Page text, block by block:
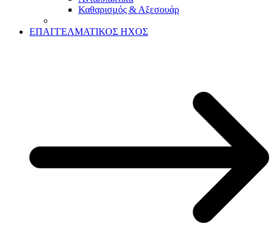
Καθαρισμός & Αξεσουάρ
ΕΠΑΓΓΕΛΜΑΤΙΚΟΣ ΗΧΟΣ